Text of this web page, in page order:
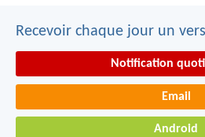
Recevoir chaque jour un
Notification
Email
Android